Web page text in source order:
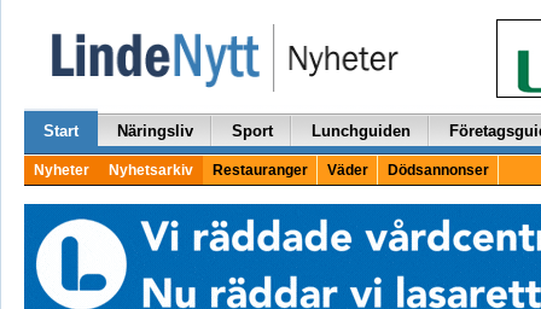
Start Näringsliv Sport Lunchguiden
Nyheter Nyhetsarkiv Restauranger Väder Dödsannonser